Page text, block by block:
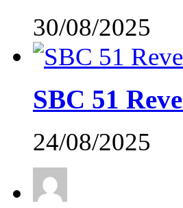
30/08/2025
SBC 51
24/08/2025